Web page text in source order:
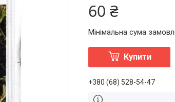
60 ₴
Мінімальна сума
Купити
+380 (68) 528-54-47